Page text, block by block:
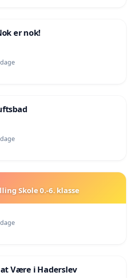
er nok!
Skole 0.-6. klasse
Være i Haderslev